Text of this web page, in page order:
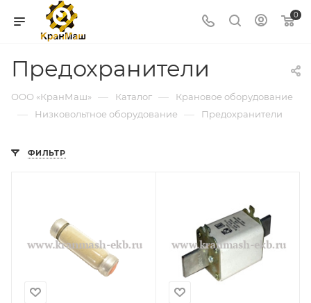
0
Предохранители
ООО «КранМаш» — Каталог — Крановое оборудование
— Низковольтное оборудование — Предохранители
ФИЛЬТР